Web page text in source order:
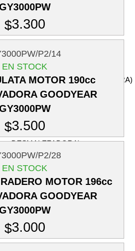
/ DESMALEZADORA
Y DESMALEZADORA)
PISTON
(ORILLADORA/DESMALEZADORA)
ANILLOS (ORILLADORA /
DESMALEZADORA)
EMPAQUETADURA
(ORILLADORA Y
DESMALEZADORA)
RETENES
(ORILLADORA Y
DESMALEZADORA)
DE AIRE
/
$3.300
P2/14
EN STOCK
MOTOR 190cc
GOODYEAR
$3.500
P2/28
EN STOCK
MOTOR 196cc
GOODYEAR
$3.000